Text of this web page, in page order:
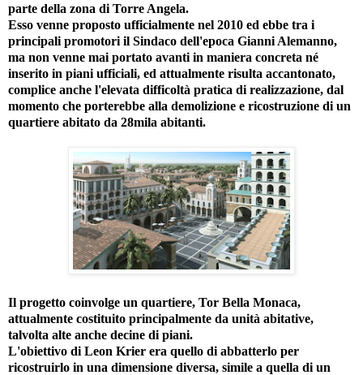
parte della zona di Torre Angela.
Esso venne proposto ufficialmente nel 2010 ed ebbe tra i
principali promotori il Sindaco dell'epoca Gianni Alemanno,
ma non venne mai portato avanti in maniera concreta né
inserito in piani ufficiali, ed attualmente risulta accantonato,
complice anche l'elevata difficoltà pratica di realizzazione, dal
momento che porterebbe alla demolizione e ricostruzione di un
quartiere abitato da 28mila abitanti.
Il progetto coinvolge un quartiere, Tor Bella Monaca,
attualmente costituito principalmente da unità abitative,
talvolta alte anche decine di piani.
L'obiettivo di Leon Krier era quello di abbatterlo per
ricostruirlo in una dimensione diversa, simile a quella di un